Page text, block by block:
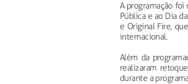
A programação foi
Pública e ao Dia
e Original Fire,
internacional.
Além da
realizaram
durante a